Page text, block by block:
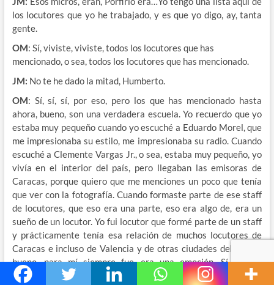
los locutores que yo he trabajado, y es que yo digo, ay, tanta
gente.
OM: Sí, viviste, viviste, todos los locutores que has
mencionado, o sea, todos los locutores que has mencionado.
JM: No te he dado la mitad, Humberto.
OM: Sí, sí, sí, por eso, pero los que has mencionado hasta
ahora, bueno, son una verdadera escuela. Yo recuerdo que yo
estaba muy pequeño cuando yo escuché a Eduardo Morel, que
me impresionaba su estilo, me impresionaba su radio. Cuando
escuché a Clemente Vargas Jr., o sea, estaba muy pequeño, yo
vivía en el interior del país, pero llegaban las emisoras de
Caracas, porque quiero que me menciones un poco que tenía
que ver con la fotografía. Cuando formaste parte de ese staff
de locutores, que eso era una parte, eso era algo de, era un
sueño de un locutor. Yo fui locutor que formé parte de un staff
y prácticamente tenía esa relación de muchos locutores de
Caracas e incluso de Valencia y de otras ciudades del país. Y
bueno, para mí siempre fue, era una emoción. Sí, bueno.
Cuéntame un poco de eso.